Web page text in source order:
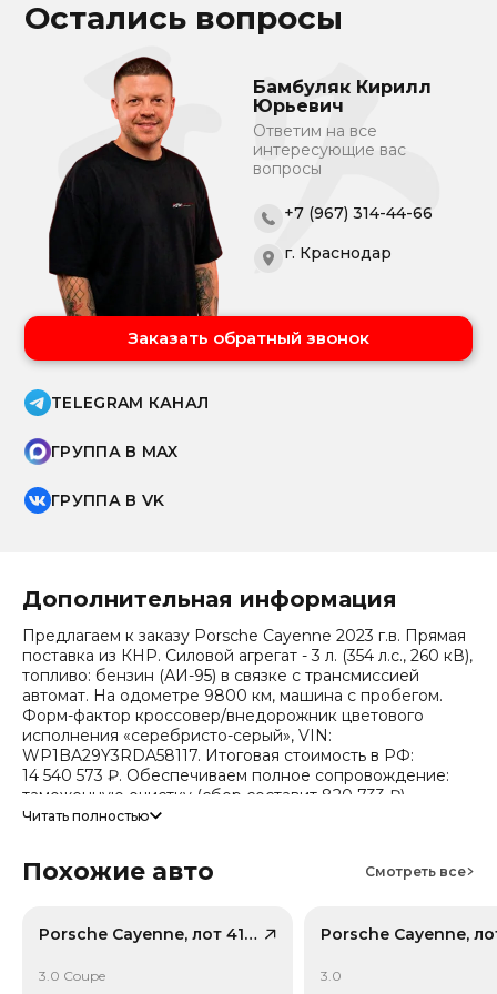
Остались вопросы
Бамбуляк Кирилл
Юрьевич
Ответим на все
интересующие вас
вопросы
+7 (967) 314-44-66
г. Краснодар
Заказать обратный звонок
TELEGRAM КАНАЛ
ГРУППА В MAX
ГРУППА В VK
Дополнительная информация
Предлагаем к заказу Porsche Cayenne 2023 г.в. Прямая
поставка из КНР. Силовой агрегат - 3 л. (354 л.с., 260 кВ),
топливо: бензин (АИ-95) в связке с трансмиссией
автомат. На одометре 9800 км, машина с пробегом.
Форм-фактор кроссовер/внедорожник цветового
исполнения «серебристо-серый», VIN:
WP1BA29Y3RDA58117. Итоговая стоимость в РФ:
14 540 573 ₽. Обеспечиваем полное сопровождение:
таможенную очистку (сбор составит 820 733 ₽),
безопасную доставку и получение всех документов.
уточняйте при обращении. Гарантируем полную
рынка (che): текущая цена в КНР 9 072 805 ₽, прогноз
Примечание: прогноз актуален для внутреннего рынка
Читать полностью
Похожие авто Смотреть все
Porsche Cayenne, лот 41411782
3.0 Coupe
3.0